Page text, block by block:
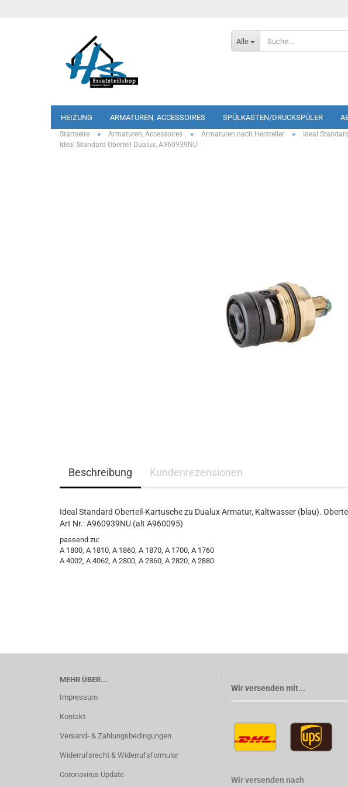
Alle
HEIZUNG ARMATUREN, ACCESSOIRES SPÜLKASTEN/DRUCKSPÜLER
Startseite » Armaturen, Accessoires » Armaturen nach Hersteller » Ideal
Ideal Standard Oberteil Dualux, A960939NU
Beschreibung Kundenrezensionen
Ideal Standard Oberteil-Kartusche zu Dualux Armatur, Kaltwasser (blau).
Art Nr.: A960939NU (alt A960095)
passend zu:
A 1800, A 1810, A 1860, A 1870, A 1700, A 1760
A 4002, A 4062, A 2800, A 2860, A 2820, A 2880
MEHR ÜBER...
Impressum
Kontakt
Versand- & Zahlungsbedingungen
Widerrufsrecht & Widerrufsformular
Coronavirus Update
Wir versenden mit...
Wir versenden nach